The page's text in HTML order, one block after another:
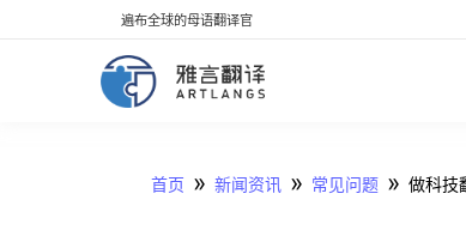
遍布全球的母语翻译官
首页 » 新闻资讯 » 常见问题 » 做科技